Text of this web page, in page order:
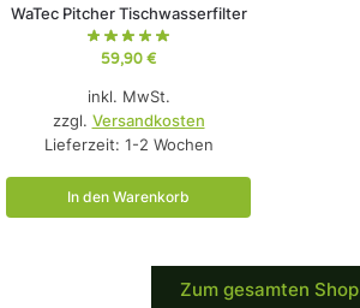
WaTec Pitcher Tischwasserfilter
59,90 €
inkl. MwSt.
zzgl. Versandkosten
Lieferzeit: 1-2 Wochen
In den Warenkorb
Zum gesamten Shop